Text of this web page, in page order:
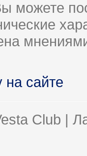
можете
на сайте
Club |